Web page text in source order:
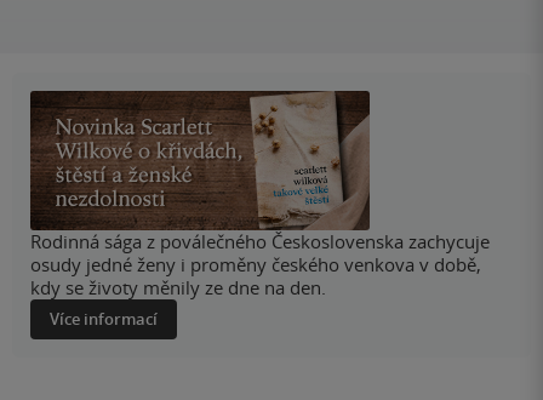
Rodinná sága z poválečného Československa zachycuje
osudy jedné ženy i proměny českého venkova v době,
kdy se životy měnily ze dne na den.
Více informací